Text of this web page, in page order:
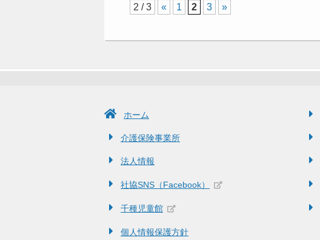
2 / 3 « 1 2 3 »
ホーム
介護保険事業所
法人情報
社協SNS（Facebook）
千種児童館
個人情報保護方針